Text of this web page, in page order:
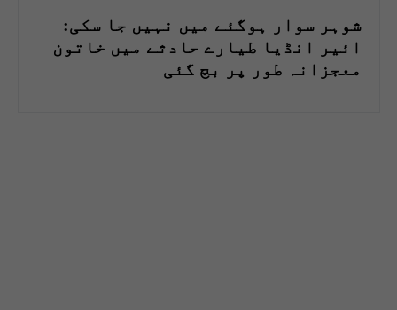
شوہر سوار ہوگئے میں نہیں جا سکی:
ائیر انڈیا طیارے حادثے میں خاتون
معجزانہ طور پر بچ گئی